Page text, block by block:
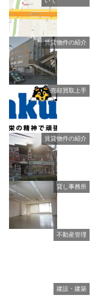
賃貸物件の紹介
売却買取上手
賃貸物件の紹介
貸し事務所
不動産管理
建設・建築